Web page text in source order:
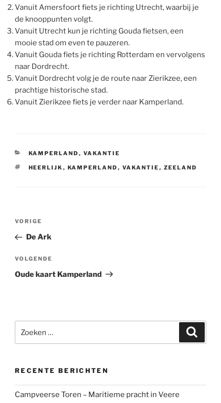
Vanuit Amersfoort fiets je richting Utrecht, waarbij je
de knooppunten volgt.
Vanuit Utrecht kun je richting Gouda fietsen, een
mooie stad om even te pauzeren.
Vanuit Gouda fiets je richting Rotterdam en vervolgens
naar Dordrecht.
Vanuit Dordrecht volg je de route naar Zierikzee, een
prachtige historische stad.
Vanuit Zierikzee fiets je verder naar Kamperland.
CATEGORIEËN
KAMPERLAND , VAKANTIE
TAGS
HEERLIJK , KAMPERLAND , VAKANTIE , ZEELAND
Bericht
Vorig
bericht
VORIGE
De Ark
Volgend
bericht
VOLGENDE
Oude kaart Kamperland
naar:
RECENTE BERICHTEN
Campveerse Toren – Maritieme pracht in Veere